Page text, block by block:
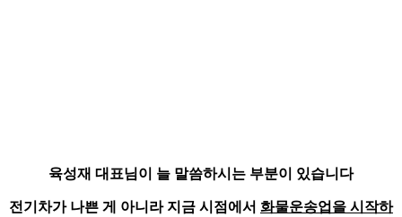
육성재 대표님이 늘 말씀하시는 부분이 있습니다
전기차가 나쁜 게 아니라 지금 시점에서 화물운송업을 시작하